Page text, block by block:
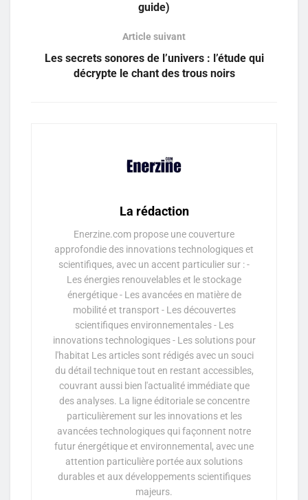
guide)
Article suivant
Les secrets sonores de l’univers : l’étude qui
décrypte le chant des trous noirs
La rédaction
Enerzine.com propose une couverture
approfondie des innovations technologiques et
scientifiques, avec un accent particulier sur : -
Les énergies renouvelables et le stockage
énergétique - Les avancées en matière de
mobilité et transport - Les découvertes
scientifiques environnementales - Les
innovations technologiques - Les solutions pour
l'habitat Les articles sont rédigés avec un souci
du détail technique tout en restant accessibles,
couvrant aussi bien l'actualité immédiate que
des analyses. La ligne éditoriale se concentre
particulièrement sur les innovations et les
avancées technologiques qui façonnent notre
futur énergétique et environnemental, avec une
attention particulière portée aux solutions
durables et aux développements scientifiques
majeurs.